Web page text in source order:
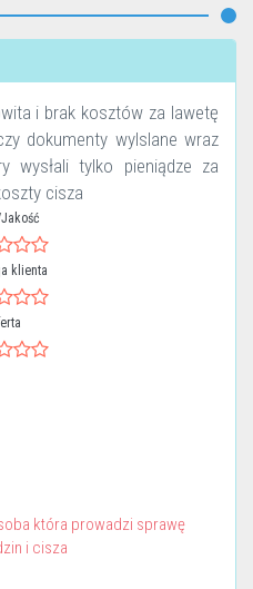
i brak kosztów za lawetę
dokumenty wylslane wraz
wysłali tylko pieniądze za
cisza
klienta
która prowadzi sprawę
i cisza